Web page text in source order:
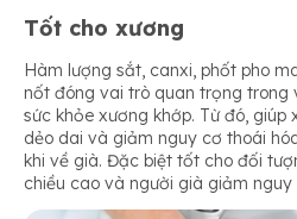
Tốt cho xương
Hàm lượng sắt, canxi, phốt pho
nốt đóng vai trò quan trọng trong
sức khỏe xương khớp. Từ đó, giúp
dẻo dai và giảm nguy cơ thoái
khi về già. Đặc biệt tốt cho đối
chiều cao và người già giảm